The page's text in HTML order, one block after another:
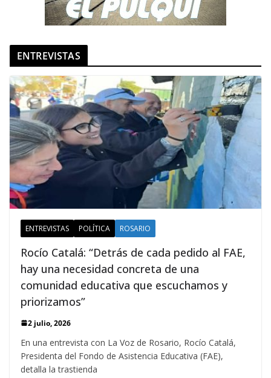
ENTREVISTAS
ENTREVISTAS POLÍTICA ROSARIO
Rocío Catalá: “Detrás de cada pedido al FAE,
hay una necesidad concreta de una
comunidad educativa que escuchamos y
priorizamos”
2 julio, 2026
En una entrevista con La Voz de Rosario, Rocío Catalá,
Presidenta del Fondo de Asistencia Educativa (FAE),
detalla la trastienda